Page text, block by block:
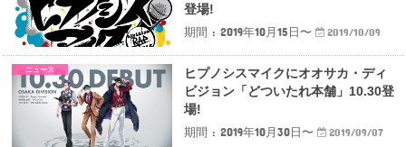
登場!
期間 : 2019年10月15日〜
2019/10/09
ニュース
ヒプノシスマイクにオオサカ・ディ
ビジョン「どついたれ本舗」10.30登
場!
期間 : 2019年10月30日〜
2019/09/07